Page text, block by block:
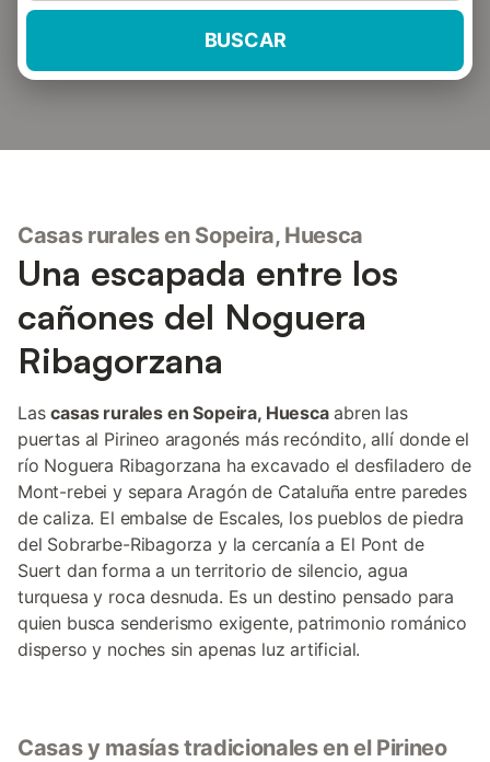
BUSCAR
Casas rurales en Sopeira, Huesca
Una escapada entre los
cañones del Noguera
Ribagorzana
Lascasas rurales en Sopeira, Huescaabren las
puertas al Pirineo aragonés más recóndito, allí donde el
río Noguera Ribagorzana ha excavado el desfiladero de
Mont-rebei y separa Aragón de Cataluña entre paredes
de caliza. El embalse de Escales, los pueblos de piedra
del Sobrarbe-Ribagorza y la cercanía a El Pont de
Suert dan forma a un territorio de silencio, agua
turquesa y roca desnuda. Es un destino pensado para
quien busca senderismo exigente, patrimonio románico
disperso y noches sin apenas luz artificial.
Casas y masías tradicionales en el Pirineo